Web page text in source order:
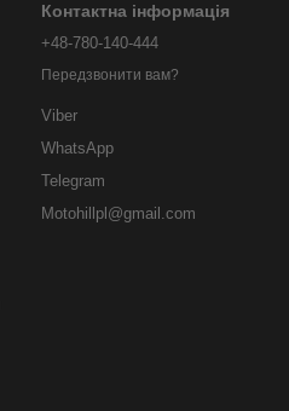
Контактна інформація
+48-780-140-444
Передзвонити вам?
Viber
WhatsApp
Telegram
Motohillpl@gmail.com